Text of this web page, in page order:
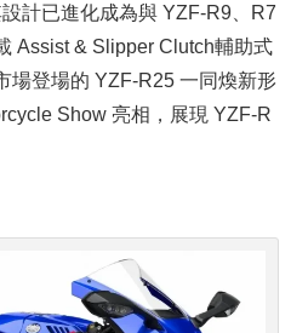
計已進化成為與 YZF-R9、R7
Assist & Slipper Clutch輔助式
場登場的 YZF-R25 一同煥新形
Show 亮相，展現 YZF-R